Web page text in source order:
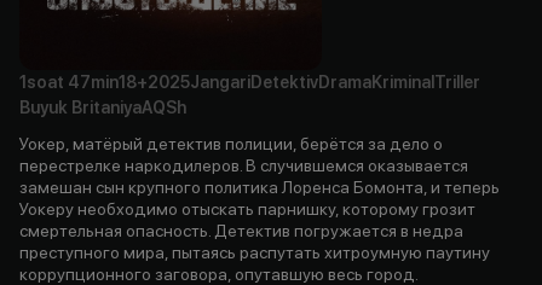
1soat 47min18+2025JangariDetektivDramaKriminal Triller
Buyuk BritaniyaAQSh
Уокер, матёрый детектив полиции, берётся за дело о
перестрелке наркодилеров. В случившемся оказывается
замешан сын крупного политика Лоренса Бомонта, и теперь
Уокеру необходимо отыскать парнишку, которому грозит
смертельная опасность. Детектив погружается в недра
преступного мира, пытаясь распутать хитроумную паутину
коррупционного заговора, опутавшую весь город.